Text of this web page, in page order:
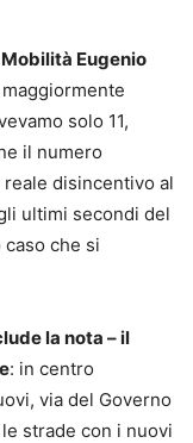
Eugenio
solo 11,
il numero
disincentivo al
ultimi secondi del
che si
la nota – il
: in centro
via del Governo
strade con i nuovi